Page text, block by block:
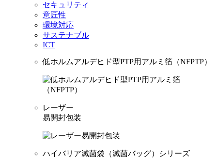
セキュリティ
意匠性
環境対応
サステナブル
ICT
低ホルムアルデヒド型PTP用アルミ箔（NFPTP）
レーザー
易開封包装
ハイバリア滅菌袋（滅菌バッグ）シリーズ